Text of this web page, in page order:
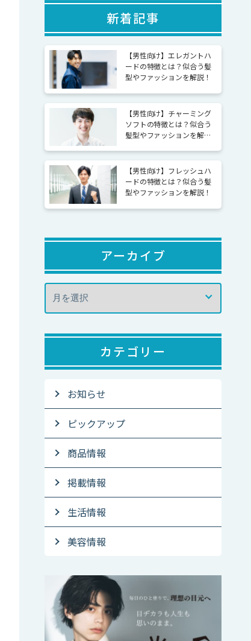
新着記事
【男性向け】エレガントハ
ードの特徴とは？似合う髪
型やファッションを解説！
【男性向け】チャーミング
ソフトの特徴とは？似合う
髪型やファッションを解
【男性向け】フレッシュハ
ードの特徴とは？似合う髪
型やファッションを解説！
アーカイブ
カテゴリー
お知らせ
ピックアップ
商品情報
掲載情報
生活情報
美容情報